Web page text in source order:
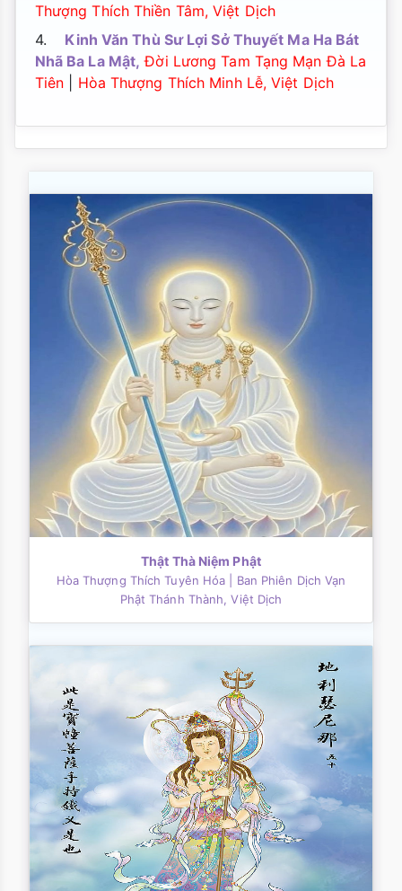
Thượng Thích Thiền Tâm, Việt Dịch
4. Kinh Văn Thù Sư Lợi Sở Thuyết Ma Ha Bát
Nhã Ba La Mật, Đời Lương Tam Tạng Mạn Đà La
Tiên
Hòa Thượng Thích Minh Lễ, Việt Dịch
Thật Thà Niệm Phật
Hòa Thượng Thích Tuyên Hóa
| Ban Phiên Dịch Vạn
Phật Thánh Thành, Việt Dịch